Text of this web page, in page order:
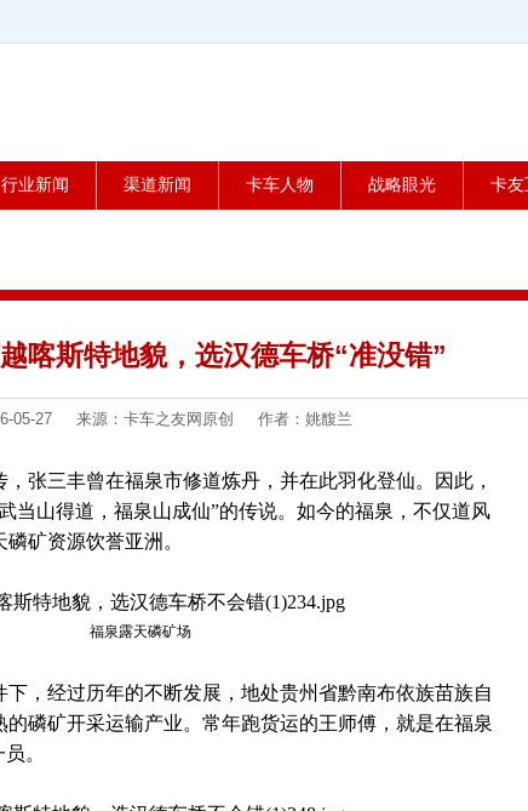
行业新闻 渠道新闻 卡车人物 战略眼光 卡友
喀斯特地貌，选汉德车桥“准没错”
05-27 来源：卡车之友网原创 作者：姚馥兰
张三丰曾在福泉市修道炼丹，并在此羽化登仙。因此，
当山得道，福泉山成仙”的传说。如今的福泉，不仅道风
矿资源饮誉亚洲。
福泉露天磷矿场
，经过历年的不断发展，地处贵州省黔南布依族苗族自
磷矿开采运输产业。常年跑货运的王师傅，就是在福泉
。